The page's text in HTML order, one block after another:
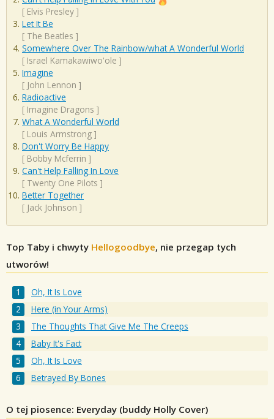
[ Elvis Presley ]
Let It Be
[ The Beatles ]
Somewhere Over The Rainbow/what A Wonderful World
[ Israel Kamakawiwo'ole ]
Imagine
[ John Lennon ]
Radioactive
[ Imagine Dragons ]
What A Wonderful World
[ Louis Armstrong ]
Don't Worry Be Happy
[ Bobby Mcferrin ]
Can't Help Falling In Love
[ Twenty One Pilots ]
Better Together
[ Jack Johnson ]
Top Taby i chwyty Hellogoodbye, nie przegap tych
utworów!
Oh, It Is Love
Here (in Your Arms)
The Thoughts That Give Me The Creeps
Baby It's Fact
Oh, It Is Love
Betrayed By Bones
O tej piosence: Everyday (buddy Holly Cover)